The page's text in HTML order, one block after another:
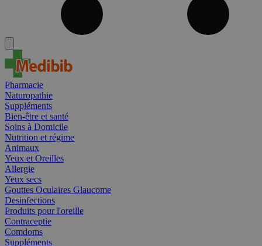
Pharmacie
Naturopathie
Suppléments
Bien-être et santé
Soins à Domicile
Nutrition et régime
Animaux
Yeux et Oreilles
Allergie
Yeux secs
Gouttes Oculaires Glaucome
Desinfections
Produits pour l'oreille
Contraceptie
Comdoms
Suppléments